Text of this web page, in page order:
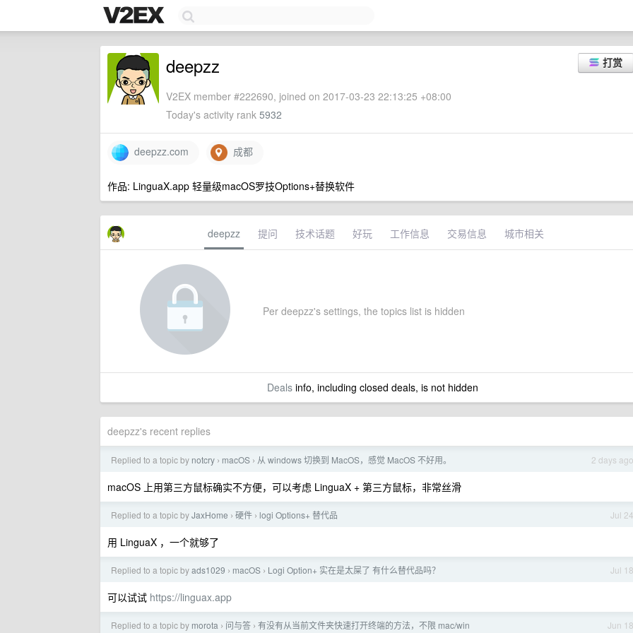
打赏
deepzz
V2EX member #222690, joined on 2017-03-23 22:13:25 +08:00
Today's activity rank 5932
deepzz.com 成都
作品: LinguaX.app 轻量级macOS罗技Options+替换软件
deepzz 提问 技术话题 好玩 工作信息 交易信息 城市相关
Per deepzz's settings, the topics list is hidden
Dealsinfo, including closed deals, is not hidden
deepzz's recent replies
2 days ago
Replied to a topic by notcry › macOS › 从 windows 切换到 MacOS，感觉 MacOS 不好用。
macOS 上用第三方鼠标确实不方便，可以考虑 LinguaX + 第三方鼠标，非常丝滑
Jul 24
Replied to a topic byJaxHome › 硬件 › logi Options+ 替代品
用 LinguaX ，一个就够了
Jul 18
Replied to a topic byads1029 › macOS › Logi Option+ 实在是太屎了 有什么替代品吗？
可以试试 https://linguax.app
Jun 18
Replied to a topic by morota › 问与答 › 有没有从当前文件夹快速打开终端的方法，不限 mac/win